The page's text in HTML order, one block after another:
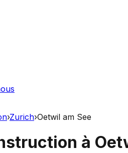
›Zurich›Oetwil am See
à